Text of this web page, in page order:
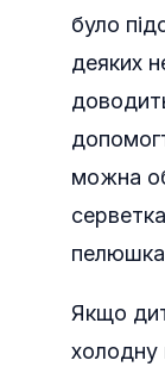
було
деяких
можна
Якщо
холодну